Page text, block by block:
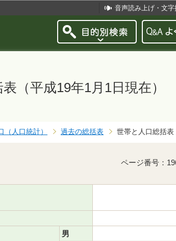
音声読み上げ・文字
（平成19年1月1日現在）
（人口統計） 過去の総括表 世帯と人口総括表
ページ番号：
男